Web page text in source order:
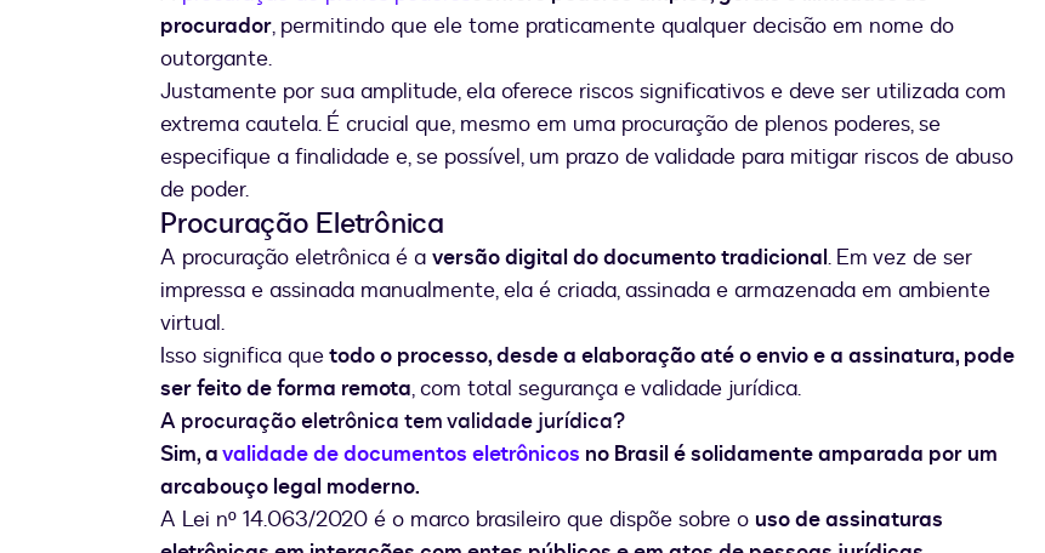
procurador, permitindo que ele tome praticamente qualquer decisão em nome do
outorgante.
Justamente por sua amplitude, ela oferece riscos significativos e deve ser utilizada com
extrema cautela. É crucial que, mesmo em uma procuração de plenos poderes, se
especifique a finalidade e, se possível, um prazo de validade para mitigar riscos de abuso
de poder.
Procuração Eletrônica
A procuração eletrônica é a versão digital do documento tradicional. Em vez de ser
impressa e assinada manualmente, ela é criada, assinada e armazenada em ambiente
virtual.
Isso significa quetodo o processo, desde a elaboração até o envio e a assinatura, pode
ser feito de forma remota, com total segurança e validade jurídica.
A procuração eletrônica tem validade jurídica?
Sim, avalidade de documentos eletrônicos no Brasil é solidamente amparada por um
arcabouço legal moderno.
A Lei nº 14.063/2020 é o marco brasileiro que dispõe sobre o uso de assinaturas